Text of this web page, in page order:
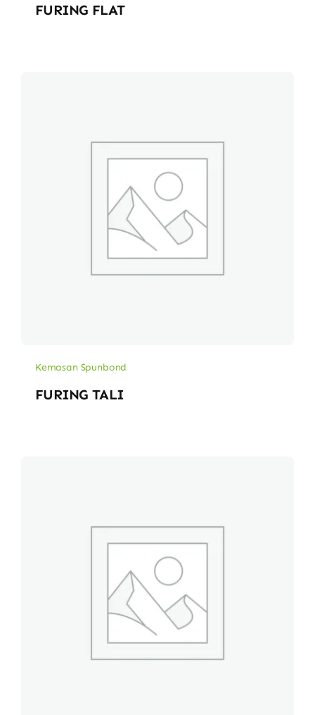
FURING FLAT
Kemasan Spunbond
FURING TALI